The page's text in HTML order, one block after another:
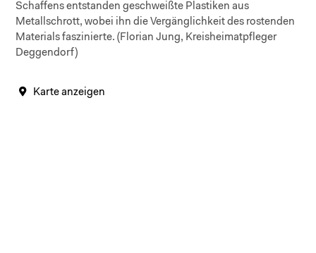
Schaffens entstanden geschweißte Plastiken aus
Metallschrott, wobei ihn die Vergänglichkeit des rostenden
Materials faszinierte. (Florian Jung, Kreisheimatpfleger
Deggendorf)
Karte anzeigen